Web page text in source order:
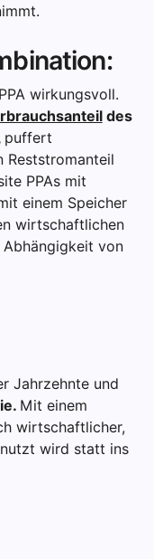
wirkungsvoll.
des
puffert
Reststromanteil
PPAs mit
einem Speicher
wirtschaftlichen
von
Jahrzehnte und
Mit einem
wirtschaftlicher,
wird statt ins